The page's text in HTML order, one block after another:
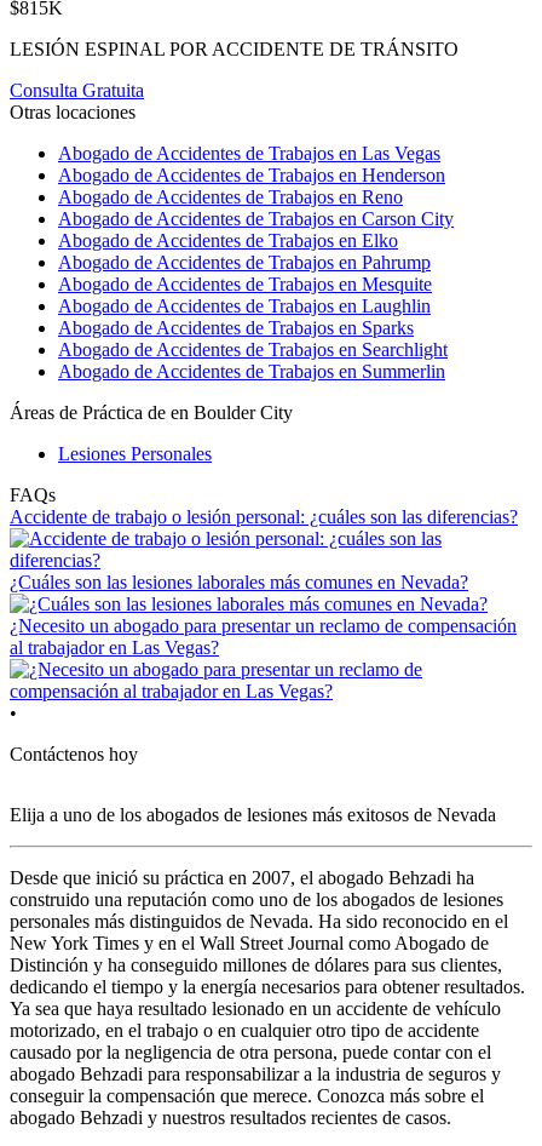
$815K
LESIÓN ESPINAL POR ACCIDENTE DE TRÁNSITO
Consulta Gratuita
Otras locaciones
Abogado de Accidentes de Trabajos en Las Vegas
Abogado de Accidentes de Trabajos en Henderson
Abogado de Accidentes de Trabajos en Reno
Abogado de Accidentes de Trabajos en Carson City
Abogado de Accidentes de Trabajos en Elko
Abogado de Accidentes de Trabajos en Pahrump
Abogado de Accidentes de Trabajos en Mesquite
Abogado de Accidentes de Trabajos en Laughlin
Abogado de Accidentes de Trabajos en Sparks
Abogado de Accidentes de Trabajos en Searchlight
Abogado de Accidentes de Trabajos en Summerlin
Áreas de Práctica de en Boulder City
Lesiones Personales
FAQs
Accidente de trabajo o lesión personal: ¿cuáles son las diferencias?
¿Cuáles son las lesiones laborales más comunes en Nevada?
¿Necesito un abogado para presentar un reclamo de compensación
al trabajador en Las Vegas?
•
Contáctenos hoy
Elija a uno de los abogados de lesiones más exitosos de Nevada
Desde que inició su práctica en 2007, el abogado Behzadi ha
construido una reputación como uno de los abogados de lesiones
personales más distinguidos de Nevada. Ha sido reconocido en el
New York Times y en el Wall Street Journal como Abogado de
Distinción y ha conseguido millones de dólares para sus clientes,
dedicando el tiempo y la energía necesarios para obtener resultados.
Ya sea que haya resultado lesionado en un accidente de vehículo
motorizado, en el trabajo o en cualquier otro tipo de accidente
causado por la negligencia de otra persona, puede contar con el
abogado Behzadi para responsabilizar a la industria de seguros y
conseguir la compensación que merece. Conozca más sobre el
abogado Behzadi y nuestros resultados recientes de casos.